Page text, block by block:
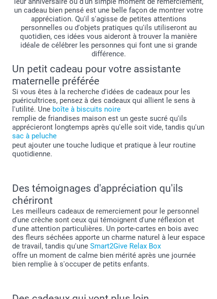
un cadeau bien pensé est une belle façon de montrer votre
appréciation. Qu'il s'agisse de petites attentions
personnelles ou d'objets pratiques qu'ils utiliseront au
quotidien, ces idées vous aideront à trouver la manière
idéale de célébrer les personnes qui font une si grande
différence.
Un petit cadeau pour votre assistante
maternelle préférée
Si vous êtes à la recherche d'idées de cadeaux pour les
puéricultrices, pensez à des cadeaux qui allient le sens à
l'utilité. Une boîte à biscuits noire
remplie de friandises maison est un geste sucré qu'ils
apprécieront longtemps après qu'elle soit vide, tandis qu'un
sac à peluche
peut ajouter une touche ludique et pratique à leur routine
quotidienne.
Des témoignages d'appréciation qu'ils
chériront
Les meilleurs cadeaux de remerciement pour le personnel
d'une crèche sont ceux qui témoignent d'une réflexion et
d'une attention particulières. Un porte-cartes en bois avec
des fleurs séchées apporte un charme naturel à leur espace
de travail, tandis qu'une Smart2Give Relax Box
offre un moment de calme bien mérité après une journée
bien remplie à s'occuper de petits enfants.